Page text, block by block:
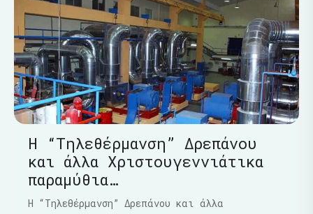
Η “Τηλεθέρμανση” Δρεπάνου
και άλλα Χριστουγεννιάτικα
παραμύθια…
Η “Τηλεθέρμανση” Δρεπάνου και άλλα